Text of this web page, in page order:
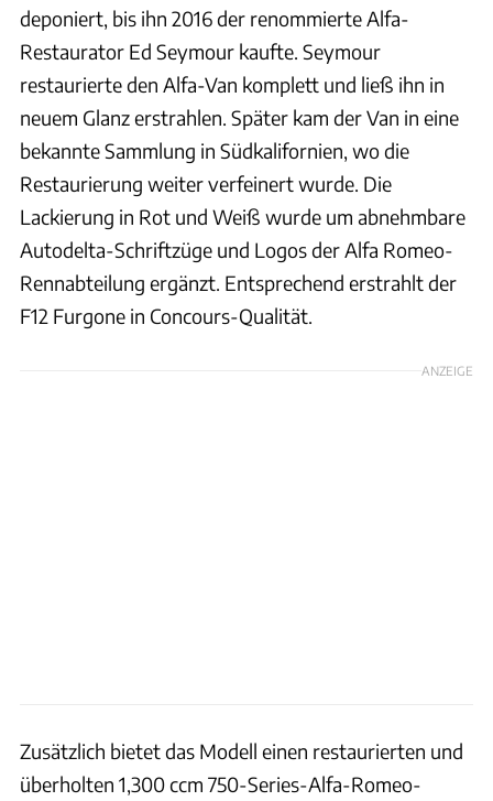
deponiert, bis ihn 2016 der renommierte Alfa-
Restaurator Ed Seymour kaufte. Seymour
restaurierte den Alfa-Van komplett und ließ ihn in
neuem Glanz erstrahlen. Später kam der Van in eine
bekannte Sammlung in Südkalifornien, wo die
Restaurierung weiter verfeinert wurde. Die
Lackierung in Rot und Weiß wurde um abnehmbare
Autodelta-Schriftzüge und Logos der Alfa Romeo-
Rennabteilung ergänzt. Entsprechend erstrahlt der
F12 Furgone in Concours-Qualität.
ANZEIGE
Zusätzlich bietet das Modell einen restaurierten und
überholten 1,300 ccm 750-Series-Alfa-Romeo-